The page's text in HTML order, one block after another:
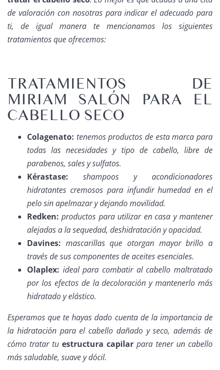
de valoración con nosotras para indicar el adecuado para
ti, de igual manera te mencionamos los siguientes
tratamientos que ofrecemos:
TRATAMIENTOS DE
MIRIAM SALÓN PARA EL
CABELLO SECO
Colagenato: tenemos productos de esta marca para
todas las necesidades y tipo de cabello, libre de
parabenos, sales y sulfatos.
Kérastase: shampoos y acondicionadores
hidratantes cremosos para infundir humedad en el
pelo sin apelmazar y dejando movilidad.
Redken:productos para utilizar en casa y mantener
alejadas a la sequedad, deshidratación y opacidad.
Davines: mascarillas que otorgan mayor brillo a
través de sus componentes de aceites esenciales.
Olaplex: ideal para combatir al cabello maltratado
por los efectos de la decoloración y mantenerlo más
hidratado y elástico.
Esperamos que te hayas dado cuenta de la importancia de
la hidratación para el cabello dañado y seco, además de
cómo tratar tu estructura capilar para tener un cabello
más saludable, suave y dócil.